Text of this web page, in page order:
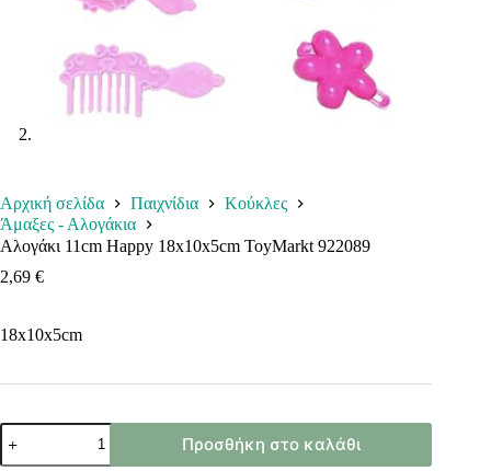
Αρχική σελίδα Παιχνίδια
Κούκλες
Άμαξες - Αλογάκια
Αλογάκι 11cm Happy 18x10x5cm ToyMarkt 922089
2,69 €
18x10x5cm
Αλογάκι
11cm
Happy
Προσθήκη στο καλάθι